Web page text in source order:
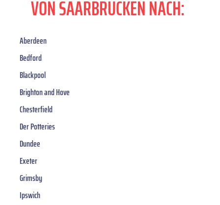
VON SAARBRÜCKEN NACH:
Aberdeen
Bedford
Blackpool
Brighton and Hove
Chesterfield
Der Potteries
Dundee
Exeter
Grimsby
Ipswich